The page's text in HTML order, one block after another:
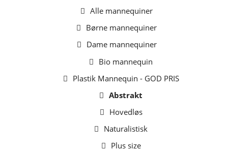
Alle mannequiner
Børne mannequiner
Dame mannequiner
Bio mannequin
Plastik Mannequin - GOD PRIS
Abstrakt
Hovedløs
Naturalistisk
Plus size